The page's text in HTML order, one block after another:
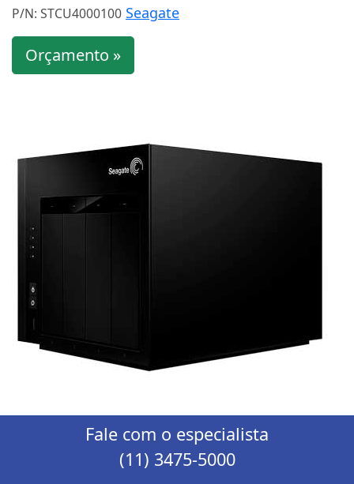
P/N: STCU4000100 Seagate
Orçamento »
Fale com o especialista
(11) 3475-5000